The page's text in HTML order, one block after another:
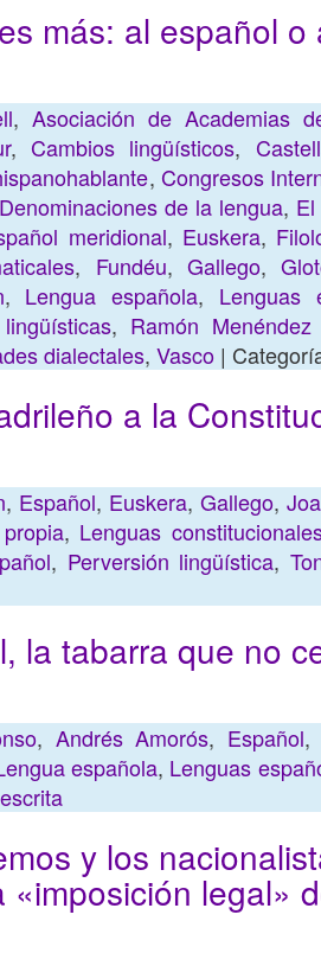
más: al español o
, Asociación de Academias
, Cambios lingüísticos,
, Congresos
Denominaciones de la lengua,
meridional, Euskera,
, Fundéu, Gallego,
, Lengua española, Lenguas
, Ramón
dialectales, Vasco |
a la
, Español, Euskera,Gallego,
, Lenguas
, Perversión lingüística,
la tabarra que no
, Andrés Amorós, Español,
española, Lenguas
y los
legal»